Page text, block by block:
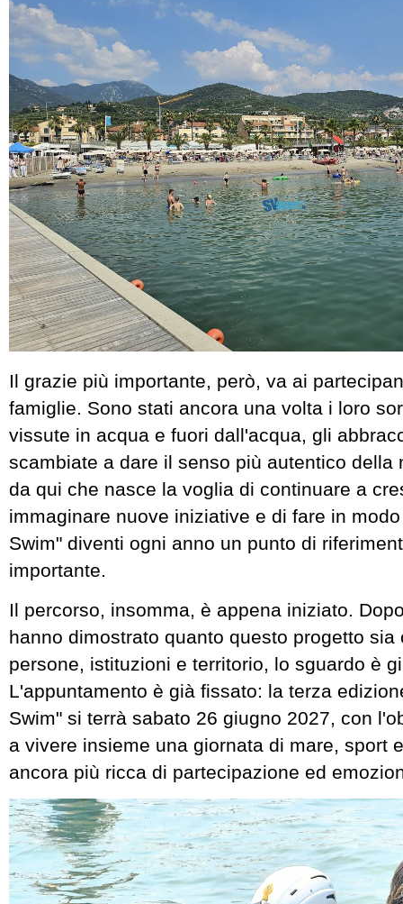
Il grazie più importante, però, va ai
famiglie. Sono stati ancora una volta i loro
vissute in acqua e fuori dall'acqua, gli
scambiate a dare il senso più autentico della
da qui che nasce la voglia di continuare a
immaginare nuove iniziative e di fare in
Swim" diventi ogni anno un punto di
importante.
Il percorso, insomma, è appena iniziato.
hanno dimostrato quanto questo progetto sia
persone, istituzioni e territorio, lo sguardo è
L'appuntamento è già fissato: la terza
Swim" si terrà sabato 26 giugno 2027, con
a vivere insieme una giornata di mare, sport
ancora più ricca di partecipazione ed